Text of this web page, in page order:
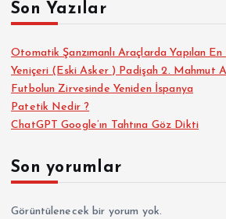
Son Yazılar
Otomatik Şanzımanlı Araçlarda Yapılan
Yeniçeri (Eski Asker ) Padişah 2. Mahmut
Futbolun Zirvesinde Yeniden İspanya
Patetik Nedir ?
ChatGPT Google’ın Tahtına Göz Dikti
Son yorumlar
Görüntülenecek bir yorum yok.